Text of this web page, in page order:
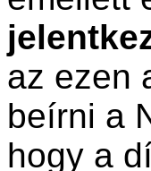
az ezen
beírni a
hogy a